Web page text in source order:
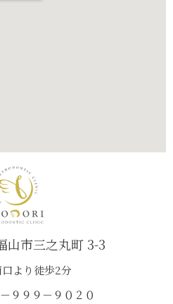
山市三之丸町 3-3
より徒歩2分
９９９－９０２０